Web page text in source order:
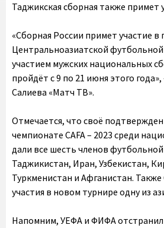
Таджикская сборная также примет
«Сборная России примет участие
Центральноазиатской футбольной
участием мужских национальных
пройдёт с 9 по 21 июня этого
Салиева «Матч ТВ».
Отмечается, что своё
чемпионате CAFA – 2023 среди
дали все шесть членов
Таджикистан, Иран, Узбекистан,
Туркменистан и Афганистан. Также
участия в новом турнире одну из
Напомним, УЕФА и ФИФА